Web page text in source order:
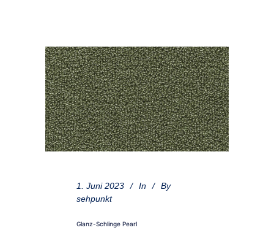
1. Juni 2023 In
By
sehpunkt
Glanz-Schlinge Pearl